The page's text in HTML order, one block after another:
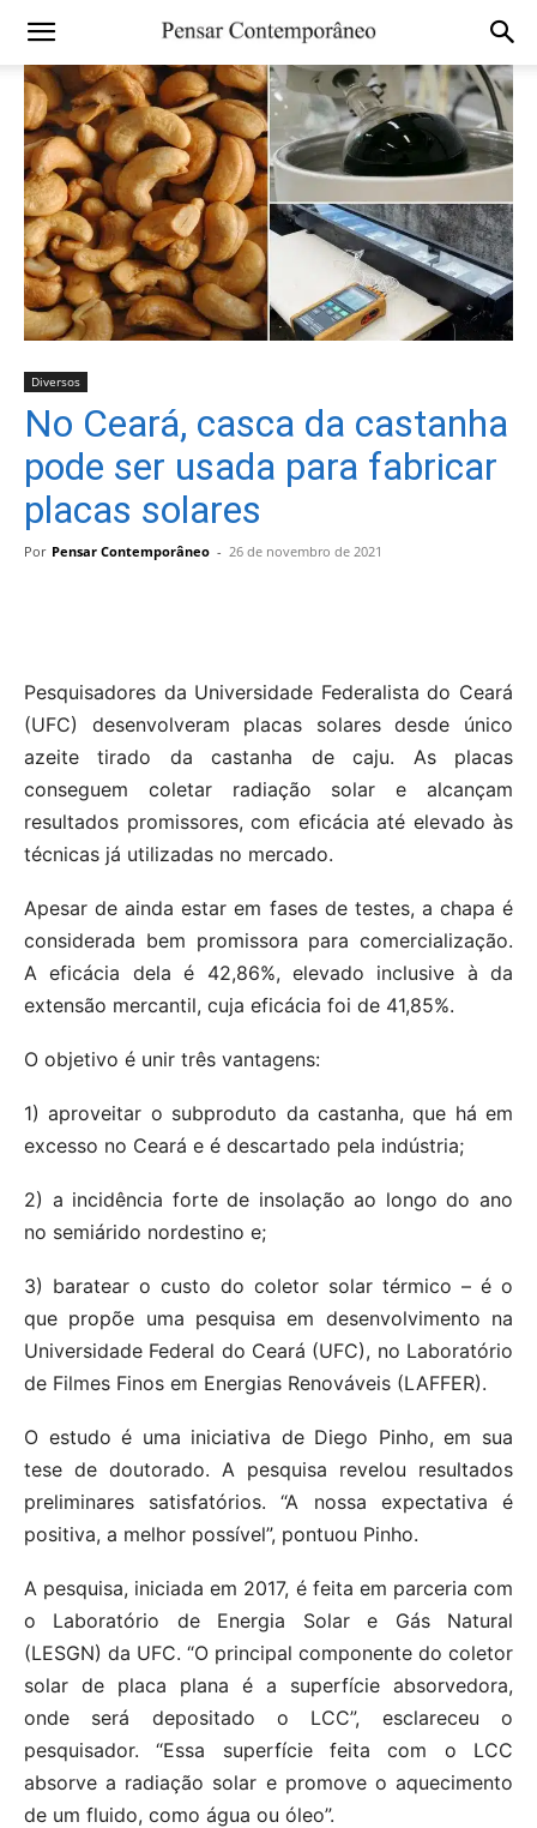
Diversos
No Ceará, casca da castanha
pode ser usada para fabricar
placas solares
Por Pensar Contemporâneo - 26 de novembro de 2021
Pesquisadores da Universidade Federalista do Ceará
(UFC) desenvolveram placas solares desde único
azeite tirado da castanha de caju. As placas
conseguem coletar radiação solar e alcançam
resultados promissores, com eficácia até elevado às
técnicas já utilizadas no mercado.
Apesar de ainda estar em fases de testes, a chapa é
considerada bem promissora para comercialização.
A eficácia dela é 42,86%, elevado inclusive à da
extensão mercantil, cuja eficácia foi de 41,85%.
O objetivo é unir três vantagens:
1) aproveitar o subproduto da castanha, que há em
excesso no Ceará e é descartado pela indústria;
2) a incidência forte de insolação ao longo do ano
no semiárido nordestino e;
3) baratear o custo do coletor solar térmico – é o
que propõe uma pesquisa em desenvolvimento na
Universidade Federal do Ceará (UFC), no Laboratório
de Filmes Finos em Energias Renováveis (LAFFER).
O estudo é uma iniciativa de Diego Pinho, em sua
tese de doutorado. A pesquisa revelou resultados
preliminares satisfatórios. “A nossa expectativa é
positiva, a melhor possível”, pontuou Pinho.
A pesquisa, iniciada em 2017, é feita em parceria com
o Laboratório de Energia Solar e Gás Natural
(LESGN) da UFC. “O principal componente do coletor
solar de placa plana é a superfície absorvedora,
onde será depositado o LCC”, esclareceu o
pesquisador. “Essa superfície feita com o LCC
absorve a radiação solar e promove o aquecimento
de um fluido, como água ou óleo”.